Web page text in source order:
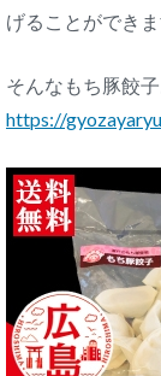
げることができま
そんなもち豚餃
https://